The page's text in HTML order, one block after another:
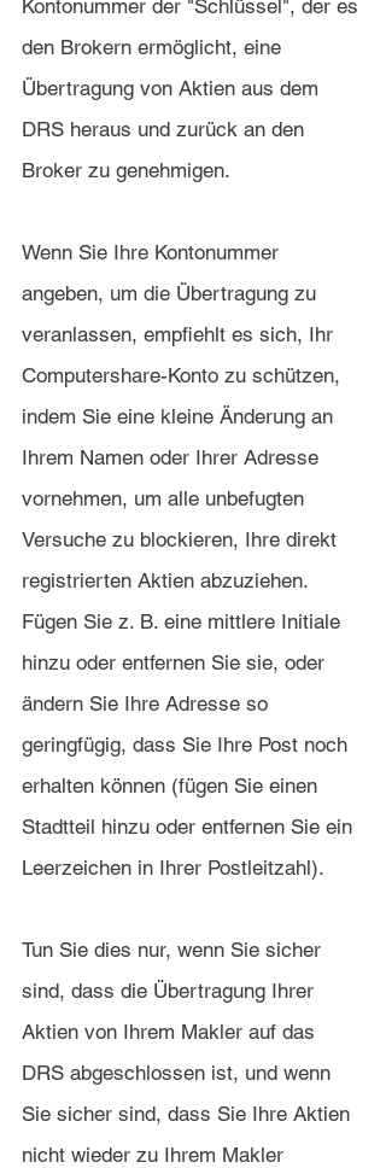
Kontonummer der "Schlüssel", der es
den Brokern ermöglicht, eine
Übertragung von Aktien aus dem
DRS heraus und zurück an den
Broker zu genehmigen.
Wenn Sie Ihre Kontonummer
angeben, um die Übertragung zu
veranlassen, empfiehlt es sich, Ihr
Computershare-Konto zu schützen,
indem Sie eine kleine Änderung an
Ihrem Namen oder Ihrer Adresse
vornehmen, um alle unbefugten
Versuche zu blockieren, Ihre direkt
registrierten Aktien abzuziehen.
Fügen Sie z. B. eine mittlere Initiale
hinzu oder entfernen Sie sie, oder
ändern Sie Ihre Adresse so
geringfügig, dass Sie Ihre Post noch
erhalten können (fügen Sie einen
Stadtteil hinzu oder entfernen Sie ein
Leerzeichen in Ihrer Postleitzahl).
Tun Sie dies nur, wenn Sie sicher
sind, dass die Übertragung Ihrer
Aktien von Ihrem Makler auf das
DRS abgeschlossen ist, und wenn
Sie sicher sind, dass Sie Ihre Aktien
nicht wieder zu Ihrem Makler